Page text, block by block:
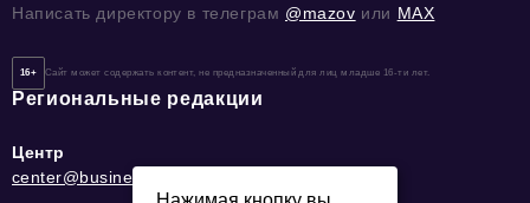
Написать директору в телеграм @mazov или MAX
16+ Сайт может содержать контент, не предназначенный для лиц младше 16-ти лет.
Региональные редакции
Центр
center@business-magazine.online